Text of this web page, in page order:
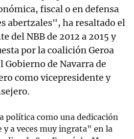
fiscal o en defensa
abertzales", ha resaltado el
del NBB de 2012 a 2015 y
por la coalición Geroa
Gobierno de Navarra de
como vicepresidente y
política como una dedicación
a veces muy ingrata" en la